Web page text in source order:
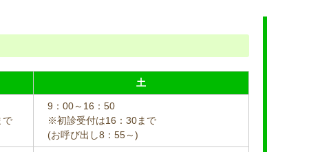
土
で
9：00～16：50
※初診受付は16：30まで
(お呼び出し8：55～)